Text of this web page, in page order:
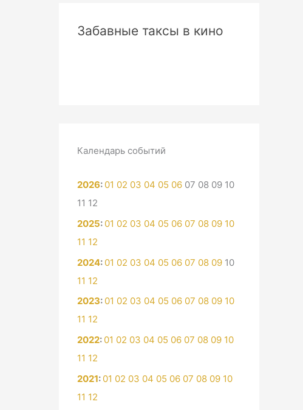
Забавные таксы в кино
Календарь событий
2026: 01 02 03 04 05 06 07 08 09 10
11 12
2025: 01 02 03 04 05 06 07 08 09 10
11 12
2024: 01 02 03 04 05 06 07 08 09 10
11 12
2023: 01 02 03 04 05 06 07 08 09 10
11 12
2022: 01 02 03 04 05 06 07 08 09 10
11 12
2021: 01 02 03 04 05 06 07 08 09 10
11 12